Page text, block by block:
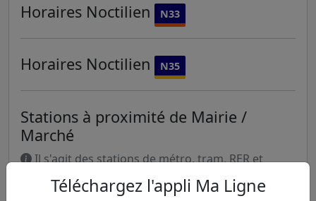
Horaires Noctilien N33
Horaires Noctilien N35
Stations à proximité de Mairie /
Marché
Il s'agit des stations de métro, tram, RER et
transilien situées à moins de 1km de la gare Mairie
/ Marché.Téléchargez l'appli Ma Ligne